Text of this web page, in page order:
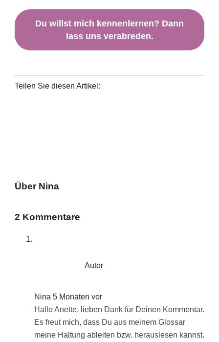
Du willst mich kennenlernen? Dann
lass uns verabreden.
Teilen Sie diesen Artikel:
Über Nina
2 Kommentare
Autor
Nina 5 Monaten vor
Hallo Anette, lieben Dank für Deinen Kommentar.
Es freut mich, dass Du aus meinem Glossar
meine Haltung ableiten bzw. herauslesen kannst.